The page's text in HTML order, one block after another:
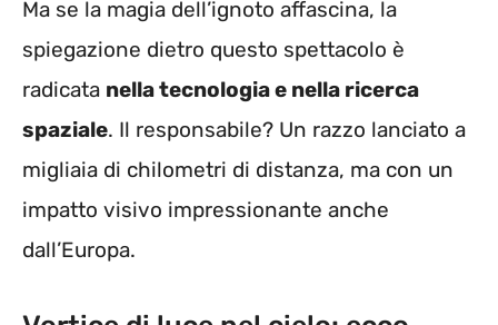
Ma se la magia dell’ignoto affascina, la
spiegazione dietro questo spettacolo è
radicata nella tecnologia e nella ricerca
spaziale. Il responsabile? Un razzo lanciato a
migliaia di chilometri di distanza, ma con un
impatto visivo impressionante anche
dall’Europa.